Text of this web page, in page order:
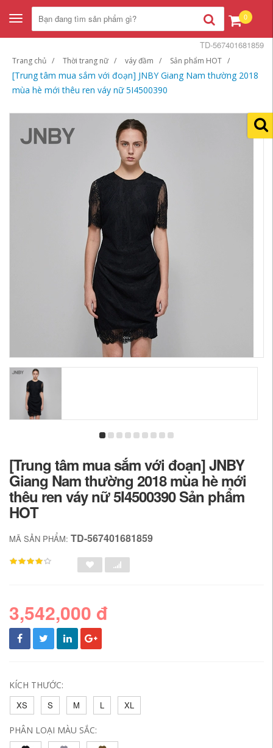
Toggle
navigation
0
Trang chủ Thời trang nữ váy đầm Sản phẩm HOT
[Trung tâm mua sắm với đoạn] JNBY Giang Nam thường 2018
mùa hè mới thêu ren váy nữ 5I4500390
TD-567401681859
[Trung tâm mua sắm với đoạn] JNBY
Giang Nam thường 2018 mùa hè mới
thêu ren váy nữ 5I4500390 Sản phẩm
HOT
MÃ SẢN PHẨM: TD-567401681859
3,542,000 đ
KÍCH THƯỚC:
XS
S M L XL
PHÂN LOẠI MÀU SẮC: